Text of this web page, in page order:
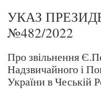
УКАЗ
№482/2022
Про звільнення
Надзвичайного і
України в Чеській